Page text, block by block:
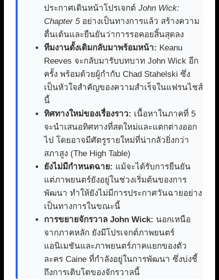
ประกาศเดินหน้าโปรเจกต์ John Wick:
Chapter 5อย่างเป็นทางการแล้ว สร้างความ
ตื่นเต้นและยืนยันว่าการรอคอยสิ้นสุดลง
ทีมงานดั้งเดิมกลับมาพร้อมหน้า: Keanu
Reeves จะกลับมารับบทบาท John Wick อีก
ครั้ง พร้อมด้วยผู้กำกับ Chad Stahelski ซึ่ง
เป็นหัวใจสำคัญของความสำเร็จในแฟรนไชส์
นี้
ทิศทางใหม่ของเรื่องราว: เนื้อหาในภาคที่ 5
จะนำเสนอทิศทางที่สดใหม่และแตกต่างออก
ไป โดยอาจมีศัตรูรายใหม่ที่น่ากลัวยิ่งกว่า
สภาสูง (The High Table)
ยังไม่มีกำหนดฉาย: แม้จะได้รับการยืนยัน
แต่ภาพยนตร์ยังอยู่ในช่วงเริ่มต้นของการ
พัฒนา ทำให้ยังไม่มีการประกาศวันฉายอย่าง
เป็นทางการในขณะนี้
การขยายจักรวาล John Wick: นอกเหนือ
จากภาคหลัก ยังมีโปรเจกต์ภาพยนตร์
แอนิเมชันและภาพยนตร์ภาคแยกของตัว
ละคร Caine ที่กำลังอยู่ในการพัฒนา ซึ่งบ่งชี้
ถึงการเติบโตของจักรวาลนี้